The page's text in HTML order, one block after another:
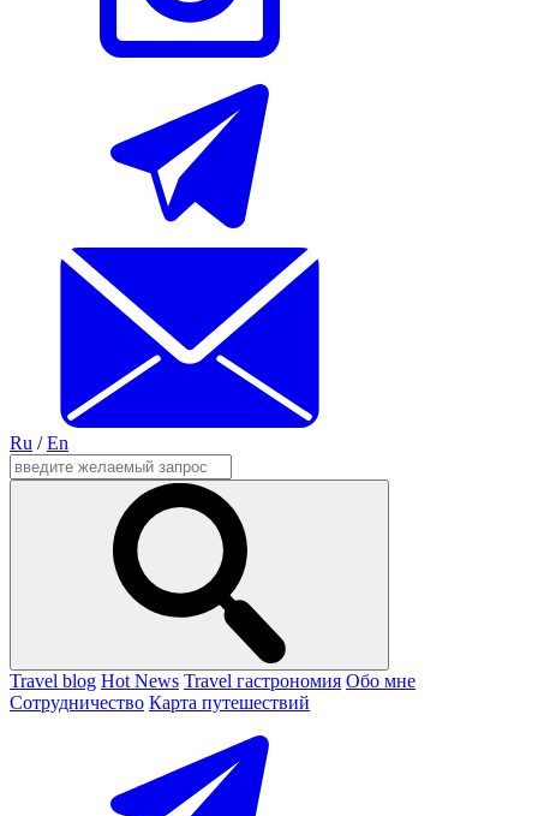
Ru /En
Travel blog Hot News Travel гастрономия Обо мне
Сотрудничество Карта путешествий